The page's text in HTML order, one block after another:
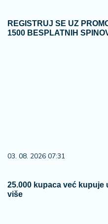
REGISTRUJ SE UZ
1500 BESPLATNIH
03. 08. 2026 07:31
25.000 kupaca već kupuje
više